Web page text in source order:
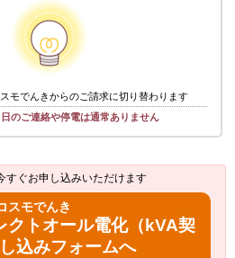
モでんきからのご請求に切り替わります
のご連絡や停電は通常ありません
すぐお申し込みいただけます
スモでんき
クトオール電化（kVA契
込みフォームへ